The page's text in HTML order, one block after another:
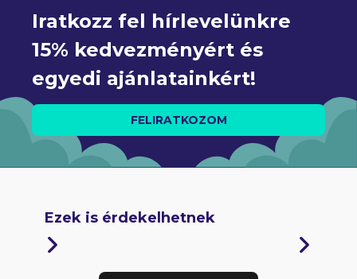
Iratkozz fel hírlevelünkre
15% kedvezményért és
egyedi ajánlatainkért!
FELIRATKOZOM
Ezek is érdekelhetnek